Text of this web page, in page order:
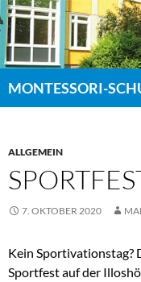
Zum
Inhalt
springen
MONTESSORI-
ALLGEMEIN
7. OKTOBER 2020
Kein Sportivationstag?
Sportfest auf der